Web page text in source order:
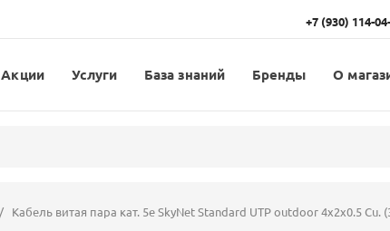
+7 (930) 114-
Акции Услуги База знаний Бренды О
Кабель витая пара кат. 5е SkyNet Standard UTP outdoor 4x2x0.5 Cu.